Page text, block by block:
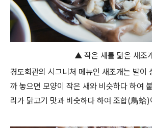
▲ 작은 새를 닮은 새조
경도회관의 시그니처 메뉴인 새조개는 발이
까 놓으면 모양이 작은 새와 비슷하다 하여
리가 닭고기 맛과 비슷하다 하여 조합(鳥蛤)